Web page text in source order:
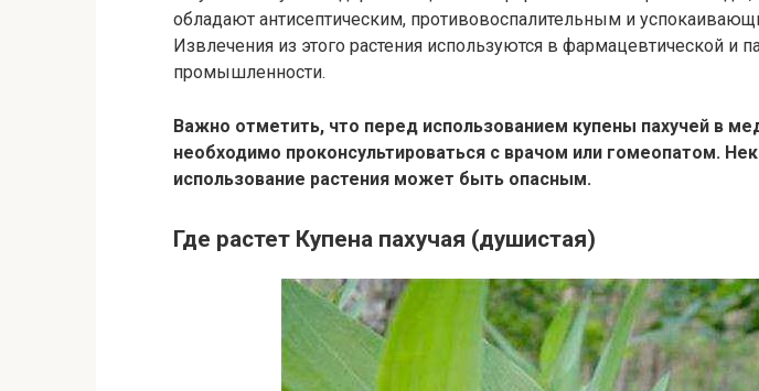
обладают антисептическим, противовоспалительным и
Извлечения из этого растения используются в фармацевтической и
промышленности.
Важно отметить, что перед использованием купены пахучей в
необходимо проконсультироваться с врачом или гомеопатом.
использование растения может быть опасным.
Где растет Купена пахучая (душистая)